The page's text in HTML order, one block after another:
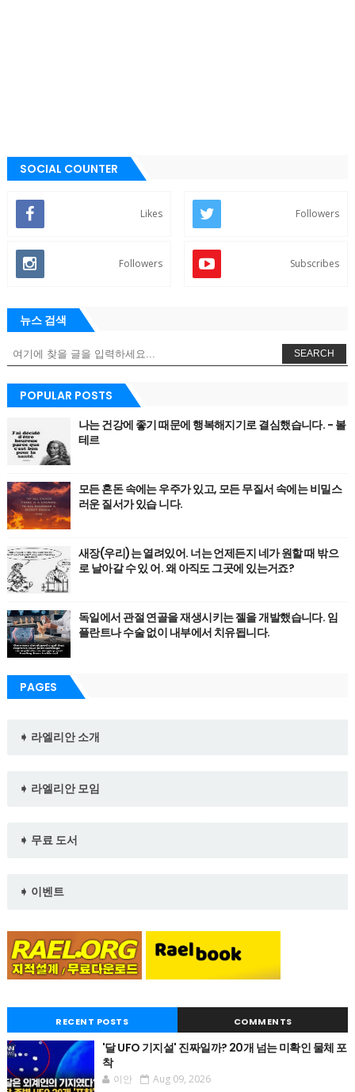
SOCIAL COUNTER
Likes Followers
Followers Subscribes
뉴스 검색
SEARCH
POPULAR POSTS
나는 건강에 좋기 때문에 행복해지기로 결심했습니다. - 볼
테르
모든 혼돈 속에는 우주가 있고, 모든 무질서 속에는 비밀스
러운 질서가 있습 니다.
새장(우리)는 열려있어. 너는 언제든지 네가 원할 때 밖으
로 날아갈 수 있 어. 왜 아직도 그곳에 있는거죠?
독일에서 관절 연골을 재생시키는 젤을 개발했습니다. 임
플란트나 수술 없이 내부에서 치유됩니다.
PAGES
➧ 라엘리안 소개
➧ 라엘리안 모임
➧ 무료 도서
➧ 이벤트
RECENT POSTS COMMENTS
'달 UFO 기지설' 진짜일까? 20개 넘는 미확인 물체 포
착
이안 Aug 09, 2026